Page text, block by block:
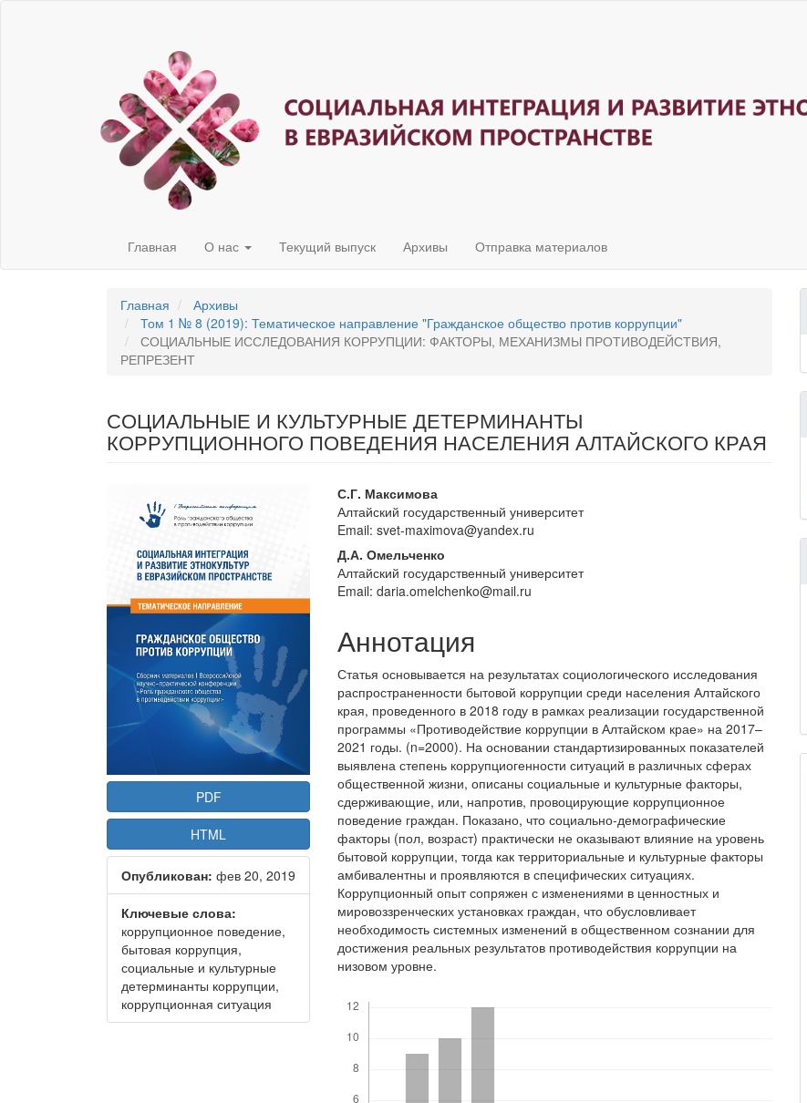
Главная О нас Текущий выпуск Архивы Отправка материалов
Главная
Архивы
Том 1 № 8 (2019): Тематическое направление "Гражданское общество против коррупции"
СОЦИАЛЬНЫЕ ИССЛЕДОВАНИЯ КОРРУПЦИИ: ФАКТОРЫ, МЕХАНИЗМЫ ПРОТИВОДЕЙСТВИЯ,
РЕПРЕЗЕНТ
СОЦИАЛЬНЫЕ И КУЛЬТУРНЫЕ ДЕТЕРМИНАНТЫ
КОРРУПЦИОННОГО ПОВЕДЕНИЯ НАСЕЛЕНИЯ АЛТАЙСКОГО КРАЯ
Статья
боковой
панели
PDF
HTML
Опубликован: фев 20, 2019
Ключевые слова:
коррупционное поведение,
бытовая коррупция,
социальные и культурные
детерминанты коррупции,
коррупционная ситуация
Основное
содержание
статьи
С.Г. Максимова
Алтайский государственный университет
Email: svet-maximova@yandex.ru
Д.А. Омельченко
Алтайский государственный университет
Email: daria.omelchenko@mail.ru
Аннотация
Статья основывается на результатах социологического исследования
распространенности бытовой коррупции среди населения Алтайского
края, проведенного в 2018 году в рамках реализации государственной
программы «Противодействие коррупции в Алтайском крае» на 2017–
2021 годы. (n=2000). На основании стандартизированных показателей
выявлена степень коррупциогенности ситуаций в различных сферах
общественной жизни, описаны социальные и культурные факторы,
сдерживающие, или, напротив, провоцирующие коррупционное
поведение граждан. Показано, что социально-демографические
факторы (пол, возраст) практически не оказывают влияние на уровень
бытовой коррупции, тогда как территориальные и культурные факторы
амбивалентны и проявляются в специфических ситуациях.
Коррупционный опыт сопряжен с изменениями в ценностных и
мировоззренческих установках граждан, что обусловливает
необходимость системных изменений в общественном сознании для
достижения реальных результатов противодействия коррупции на
низовом уровне.